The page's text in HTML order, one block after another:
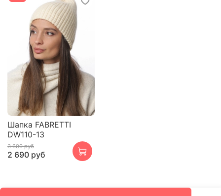
Шапка FABRETTI
DW110-13
3 690 руб
2 690 руб